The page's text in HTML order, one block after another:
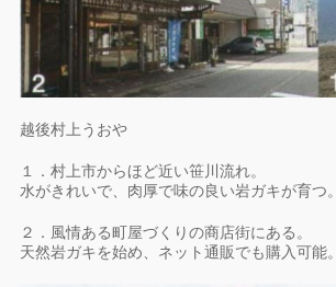
越後村上うおや
１．村上市からほど近い笹川流れ。
水がきれいで、肉厚で味の良い岩ガキが育つ。
２．風情ある町屋づくりの商店街にある。
天然岩ガキを始め、ネット通販でも購入可能。